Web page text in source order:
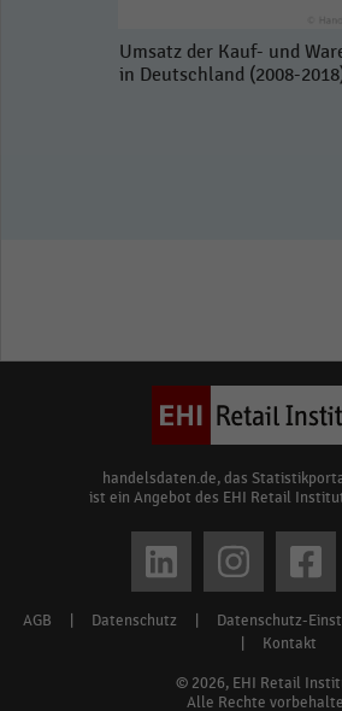
Umsatz der Kauf- und
in Deutschland (2008-
handelsdaten.de, das
ist ein Angebot des EHI Retail
© 2026, EHI Retail
Alle Rechte
Footer
AGB Datenschutz Datenschutz-
Kontakt